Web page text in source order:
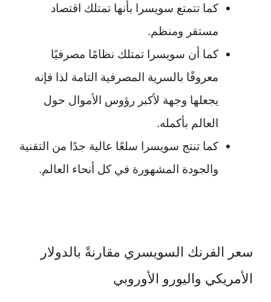
كما تتمتع سويسرا بأنها تمتلك اقتصاد
مستقر ومنظم.
كما أن سويسرا تمتلك نظامًا مصرفيًا
معروفًا بالسرية المصرفية التامة لذا فإنه
يجعلها وجهة لأكبر رؤوس الأموال حول
العالم بأكمله.
كما تنتج سويسرا سلعًا عالية جدًا من التقنية
والجودة المشهورة في كل أنحاء العالم.
سعر الفرنك السويسري مقارنةً بالدولار
الأمريكي واليورو الأوروبي